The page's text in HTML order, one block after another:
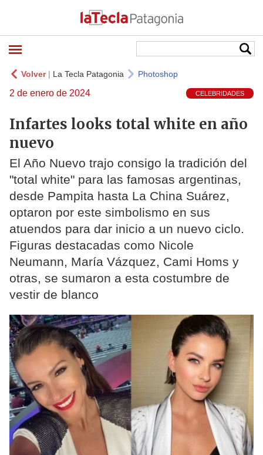
Volver| La Tecla Patagonia Photoshop
2 de enero de 2024 CELEBRIDADES
Infartes looks total white en año
nuevo
El Año Nuevo trajo consigo la tradición del
"total white" para las famosas argentinas,
desde Pampita hasta La China Suárez,
optaron por este simbolismo en sus
atuendos para dar inicio a un nuevo ciclo.
Figuras destacadas como Nicole
Neumann, María Vázquez, Cami Homs y
otras, se sumaron a esta costumbre de
vestir de blanco